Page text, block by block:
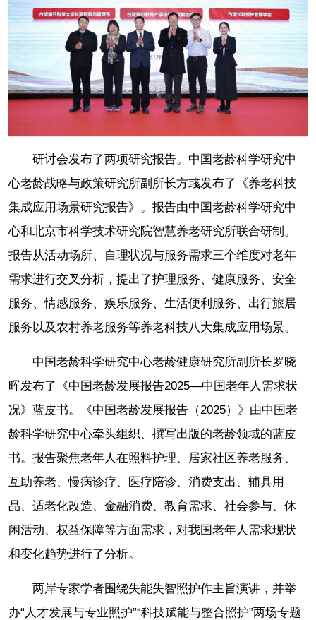
研讨会发布了两项研究报告。中国老龄科学研究中
心老龄战略与政策研究所副所长方彧发布了《养老科技
集成应用场景研究报告》。报告由中国老龄科学研究中
心和北京市科学技术研究院智慧养老研究所联合研制。
报告从活动场所、自理状况与服务需求三个维度对老年
需求进行交叉分析，提出了护理服务、健康服务、安全
服务、情感服务、娱乐服务、生活便利服务、出行旅居
服务以及农村养老服务等养老科技八大集成应用场景。
中国老龄科学研究中心老龄健康研究所副所长罗晓
晖发布了《中国老龄发展报告2025—中国老年人需求状
况》蓝皮书。《中国老龄发展报告（2025）》由中国老
龄科学研究中心牵头组织、撰写出版的老龄领域的蓝皮
书。报告聚焦老年人在照料护理、居家社区养老服务、
互助养老、慢病诊疗、医疗陪诊、消费支出、辅具用
品、适老化改造、金融消费、教育需求、社会参与、休
闲活动、权益保障等方面需求，对我国老年人需求现状
和变化趋势进行了分析。
两岸专家学者围绕失能失智照护作主旨演讲，并举
办“人才发展与专业照护”“科技赋能与整合照护”两场专题